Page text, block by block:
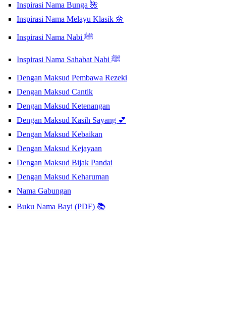
Inspirasi Nama Bunga 🌺
Inspirasi Nama Melayu Klasik 🌼
Inspirasi Nama Nabi ﷺ
Inspirasi Nama Sahabat Nabi ﷺ
Dengan Maksud Pembawa Rezeki
Dengan Maksud Cantik
Dengan Maksud Ketenangan
Dengan Maksud Kasih Sayang 💕
Dengan Maksud Kebaikan
Dengan Maksud Kejayaan
Dengan Maksud Bijak Pandai
Dengan Maksud Keharuman
Nama Gabungan
Buku Nama Bayi (PDF) 📚